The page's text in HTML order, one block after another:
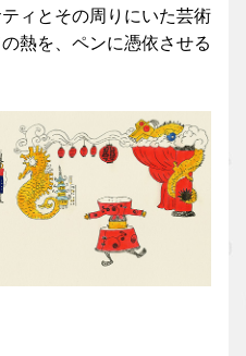
ィとその周りにいた芸術
熱を、ペンに憑依させる